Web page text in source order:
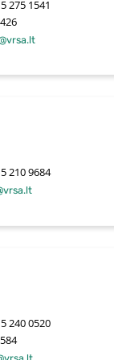
275 1541
210 9684
240 0520